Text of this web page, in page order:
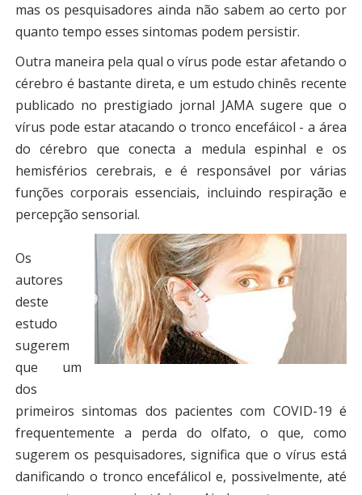
mas os pesquisadores ainda não sabem ao certo por
quanto tempo esses sintomas podem persistir.
Outra maneira pela qual o vírus pode estar afetando o
cérebro é bastante direta, e um estudo chinês recente
publicado no prestigiado jornal JAMA sugere que o
vírus pode estar atacando o tronco encefáicol - a área
do cérebro que conecta a medula espinhal e os
hemisférios cerebrais, e é responsável por várias
funções corporais essenciais, incluindo respiração e
percepção sensorial.
Os
autores
deste
estudo
sugerem
que um
dos
primeiros sintomas dos pacientes com COVID-19 é
frequentemente a perda do olfato, o que, como
sugerem os pesquisadores, significa que o vírus está
danificando o tronco encefálicol e, possivelmente, até